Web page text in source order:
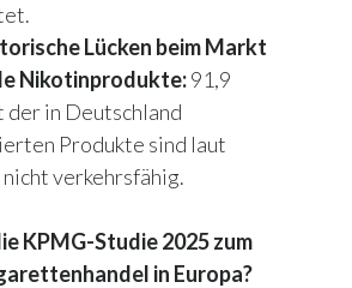
Lücken beim Markt
Nikotinprodukte:91,9
der in Deutschland
Produkte sind laut
verkehrsfähig.
KPMG-Studie 2025 zum
in Europa?